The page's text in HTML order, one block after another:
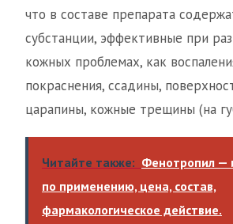
что в составе препарата
субстанции, эффективные при
кожных проблемах, как
покраснения, ссадины,
царапины, кожные трещины (на
Читайте также: Фенотропил —
по применению, цена, состав,
фармакологическое действие.